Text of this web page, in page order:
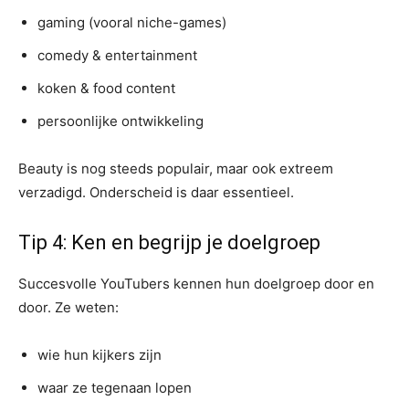
gaming (vooral niche-games)
comedy & entertainment
koken & food content
persoonlijke ontwikkeling
Beauty is nog steeds populair, maar ook extreem
verzadigd. Onderscheid is daar essentieel.
Tip 4: Ken en begrijp je doelgroep
Succesvolle YouTubers kennen hun doelgroep door en
door. Ze weten:
wie hun kijkers zijn
waar ze tegenaan lopen